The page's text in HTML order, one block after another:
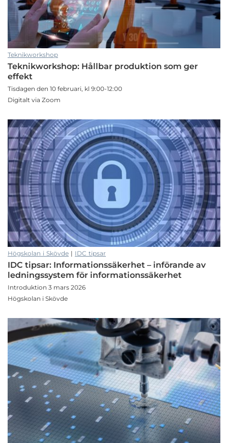
Teknikworkshop
Teknikworkshop: Hållbar produktion som ger
effekt
Tisdagen den 10 februari, kl 9:00-12:00
Digitalt via Zoom
Högskolan i Skövde | IDC tipsar
IDC tipsar: Informationssäkerhet – införande av
ledningssystem för informationssäkerhet
Introduktion 3 mars 2026
Högskolan i Skövde